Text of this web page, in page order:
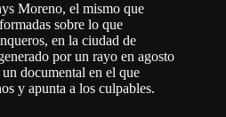
Moreno, el mismo que
sobre lo que
en la ciudad de
por un rayo en agosto
documental en el que
y apunta a los culpables.